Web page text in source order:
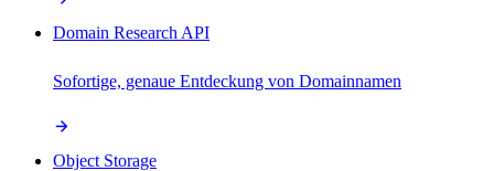
Domain Research API
Sofortige, genaue Entdeckung von Domainnamen
Object Storage